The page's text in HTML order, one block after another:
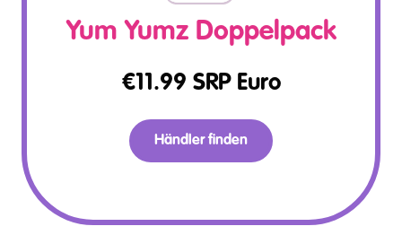
Yum Yumz Doppelpack
€11.99 SRP Euro
Händler finden